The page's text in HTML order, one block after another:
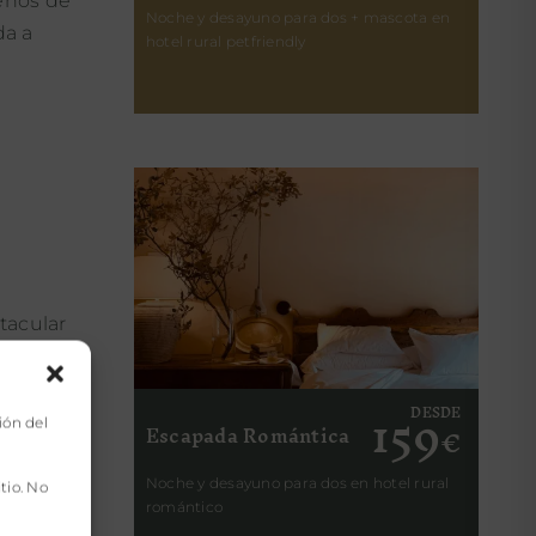
del
No
a
Noche y desayuno para dos + mascota en
hotel rural petfriendly
Escapada Romántica
DESDE
159€
Noche y desayuno para dos en hotel rural
romántico